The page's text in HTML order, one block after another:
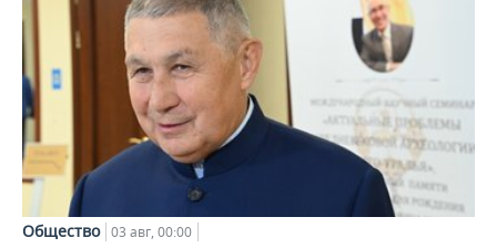
Общество 03 авг, 00:00